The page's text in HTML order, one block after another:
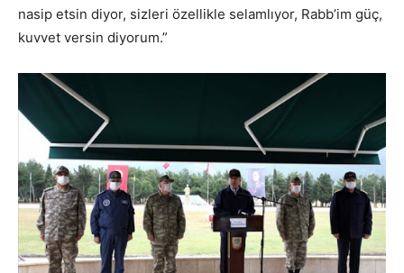
nasip etsin diyor, sizleri özellikle selamlıyor, Rabb’im güç,
kuvvet versin diyorum.”